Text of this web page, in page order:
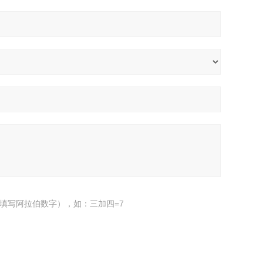
写阿拉伯数字），如：三加四=7